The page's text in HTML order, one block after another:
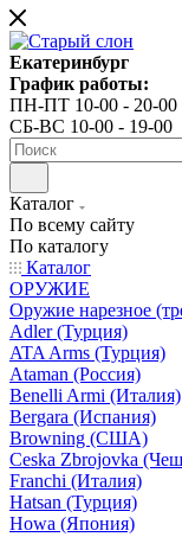
Екатеринбург
График работы:
ПН-ПТ 10-00 - 20-00
СБ-ВС 10-00 - 19-00
Каталог
По всему сайту
По каталогу
Каталог
ОРУЖИЕ
Оружие нарезное
Adler (Турция)
ATA Arms (Турция)
Ataman (Россия)
Benelli Armi (Италия)
Bergara (Испания)
Browning (США)
Ceska Zbrojovka
Franchi (Италия)
Hatsan (Турция)
Howa (Япония)